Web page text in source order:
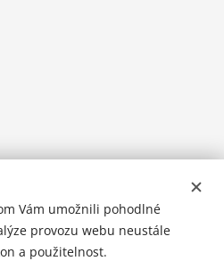
Webnode Cookies
Vám umožnili pohodlné
provozu webu neustále
a použitelnost.